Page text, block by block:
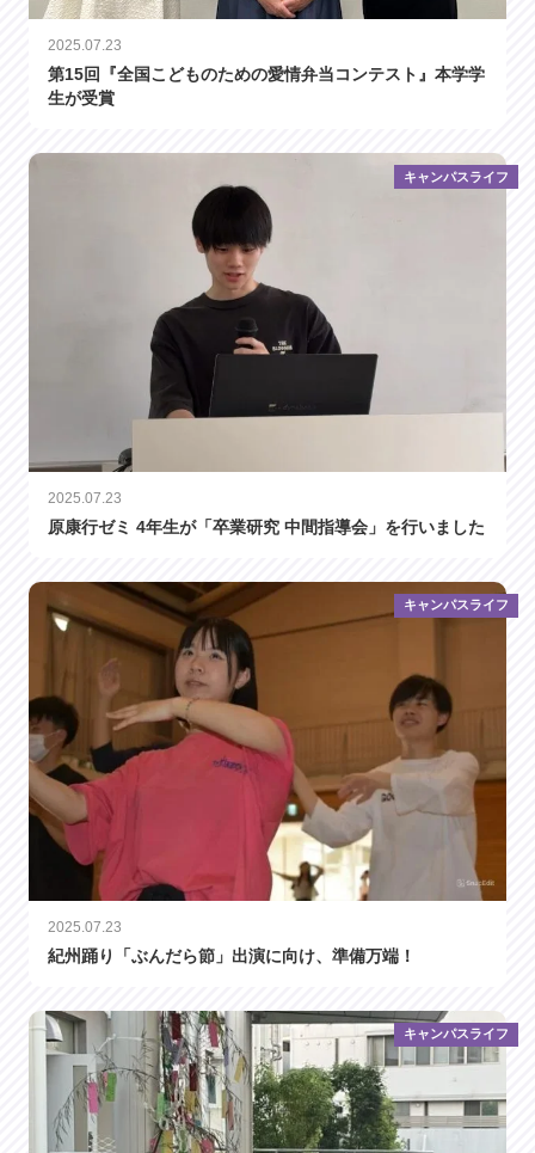
2025.07.23
第15回『全国こどものための愛情弁当コンテスト』本学学
生が受賞
キャンパスライフ
2025.07.23
原康行ゼミ 4年生が「卒業研究 中間指導会」を行いました
キャンパスライフ
2025.07.23
紀州踊り「ぶんだら節」出演に向け、準備万端！
キャンパスライフ